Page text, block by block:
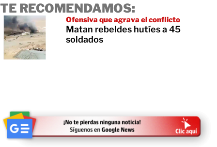
TE RECOMENDAMOS:
Ofensiva que agrava el conflicto
Matan rebeldes hutíes a 45
soldados